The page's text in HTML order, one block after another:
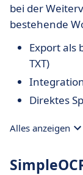
bei der
bestehende
Export als
TXT)
Direktes
Alles anzeigen